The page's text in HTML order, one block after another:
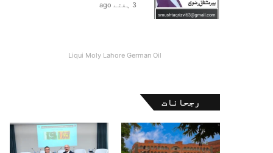
3 ہفتے ago
Liqui Moly Lahore German Oil
رجحانات